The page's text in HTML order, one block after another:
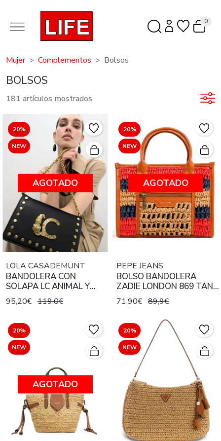
0
Mujer Complementos Bolsos
BOLSOS
181 artículos mostrados
20%
NEW
AGOTADO
LOLA CASADEMUNT
BANDOLERA CON
SOLAPA LC ANIMAL Y
TACHAS COLOR NEGRO
95,20€ 119,0€
20%
NEW
AGOTADO
PEPE JEANS
BOLSO BANDOLERA
ZADIE LONDON 869 TAN
BROWN
71,90€ 89,9€
20%
NEW
AGOTADO
20%
NEW